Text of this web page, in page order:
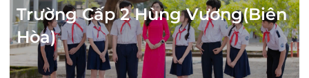
Trường Cấp 2 Hùng Vương(Biên
Hòa)